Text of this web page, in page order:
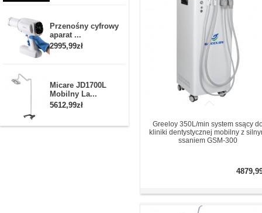
Przenośny cyfrowy
aparat ...
2995,99zł
Micare JD1700L
Mobilny La...
5612,99zł
Greeloy 350L/min system ssący
kliniki dentystycznej mobilny z
ssaniem GSM-300